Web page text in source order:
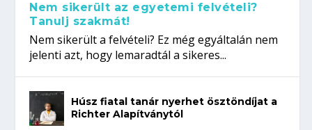
Nem sikerült az egyetemi felvételi?
Tanulj szakmát!
Nem sikerült a felvételi? Ez még egyáltalán nem
jelenti azt, hogy lemaradtál a sikeres...
Húsz fiatal tanár nyerhet ösztöndíjat a
Richter Alapítványtól